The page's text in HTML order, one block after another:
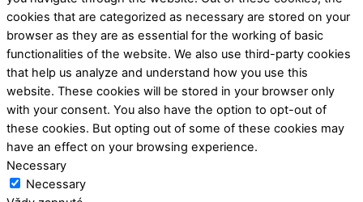
cookies that are categorized as necessary are stored on your
browser as they are as essential for the working of basic
functionalities of the website. We also use third-party cookies
that help us analyze and understand how you use this
website. These cookies will be stored in your browser only
with your consent. You also have the option to opt-out of
these cookies. But opting out of some of these cookies may
have an effect on your browsing experience.
Necessary
Necessary